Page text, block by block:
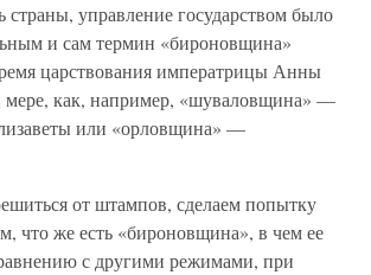
страны, управление государством было
и сам термин «бироновщина»
царствования императрицы Анны
как, например, «шуваловщина» —
или «орловщина» —
от штампов, сделаем попытку
что же есть «бироновщина», в чем ее
с другими режимами, при